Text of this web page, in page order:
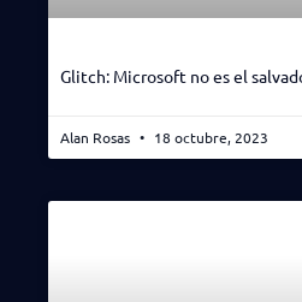
Glitch: Microsoft no es el
Alan Rosas 18 octubre, 2023